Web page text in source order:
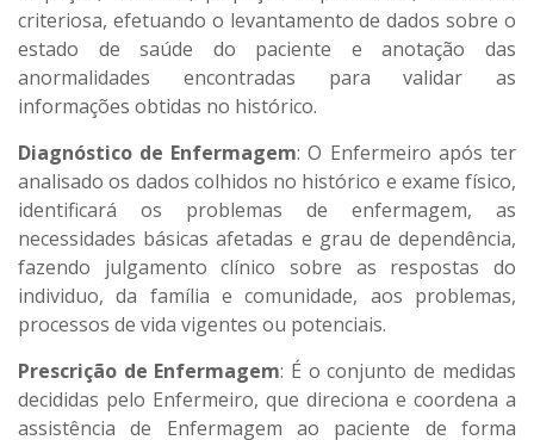
criteriosa, efetuando o levantamento de dados sobre o
estado de saúde do paciente e anotação das
anormalidades encontradas para validar as
informações obtidas no histórico.
Diagnóstico de Enfermagem: O Enfermeiro após ter
analisado os dados colhidos no histórico e exame físico,
identificará os problemas de enfermagem, as
necessidades básicas afetadas e grau de dependência,
fazendo julgamento clínico sobre as respostas do
individuo, da família e comunidade, aos problemas,
processos de vida vigentes ou potenciais.
Prescrição de Enfermagem: É o conjunto de medidas
decididas pelo Enfermeiro, que direciona e coordena a
assistência de Enfermagem ao paciente de forma